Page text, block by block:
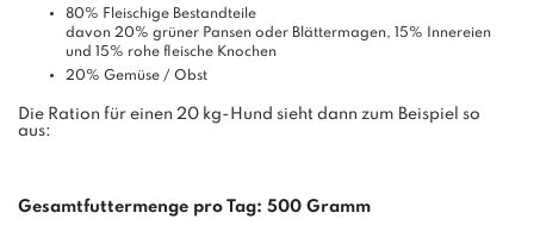
80% Fleischige Bestandteile
davon 20% grüner Pansen oder Blättermagen, 15% Innereien
und 15% rohe fleische Knochen
20% Gemüse / Obst
Die Ration für einen 20 kg-Hund sieht dann zum Beispiel so
aus:
Gesamtfuttermenge pro Tag: 500 Gramm